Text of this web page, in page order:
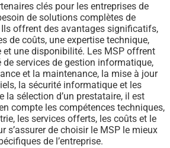
clés pour les entreprises de
de solutions complètes de
offrent des avantages significatifs,
de coûts, une expertise technique,
et une disponibilité. Les MSP offrent
de services de gestion informatique,
et la maintenance, la mise à jour
la sécurité informatique et les
la sélection d’un prestataire, il est
compte les compétences techniques,
les services offerts, les coûts et le
s’assurer de choisir le MSP le mieux
de l’entreprise.